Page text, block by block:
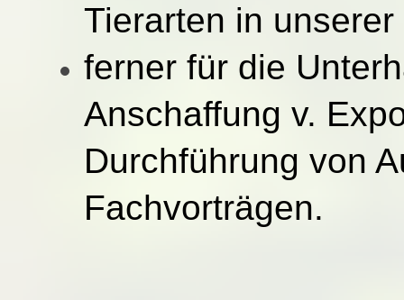
Tierarten in
ferner für die
Anschaffung v.
Durchführung von
Fachvorträgen.